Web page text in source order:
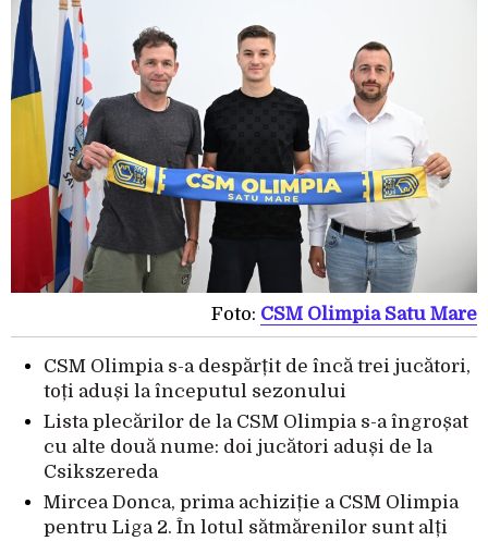
Foto: CSM Olimpia Satu Mare
CSM Olimpia s-a despărțit de încă trei jucători,
toți aduși la începutul sezonului
Lista plecărilor de la CSM Olimpia s-a îngroșat
cu alte două nume: doi jucători aduși de la
Csikszereda
Mircea Donca, prima achiziție a CSM Olimpia
pentru Liga 2. În lotul sătmărenilor sunt alți